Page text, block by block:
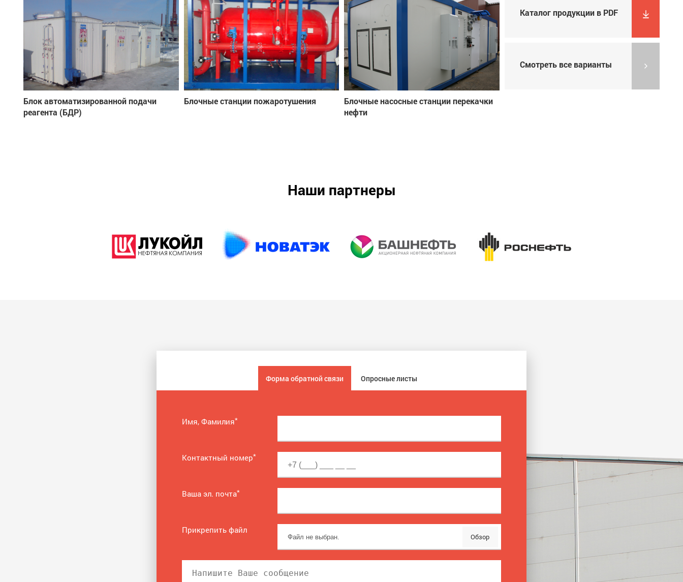
Блок автоматизированной подачи
реагента (БДР)
Блочные станции пожаротушения
Блочные насосные станции перекачки
нефти
Каталог продукции в PDF
Смотреть все варианты
Наши партнеры
Форма обратной связи Опросные листы
Имя, Фамилия*
Контактный номер*
Ваша эл. почта*
Прикрепить файл
Обзор